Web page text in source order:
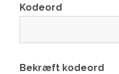
Kodeord
Bekræft kodeord